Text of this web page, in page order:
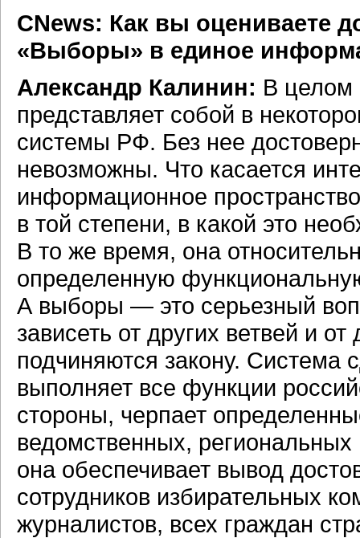
CNews: Как вы оцениваете
«Выборы» в единое
Александр Калинин: В целом
представляет собой в
системы РФ. Без нее
невозможны. Что касается
информационное
в той степени, в какой это
В то же время, она
определенную
А выборы — это серьезный
зависеть от других ветвей и
подчиняются закону. Система
выполняет все функции
стороны, черпает
ведомственных,
она обеспечивает вывод
сотрудников избирательных
журналистов, всех граждан